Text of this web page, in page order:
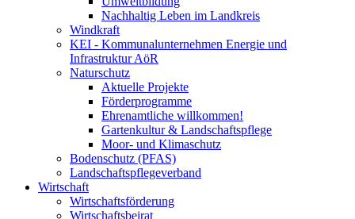
Nachhaltig Leben im Landkreis
Windkraft
KEI - Kommunalunternehmen Energie und
Infrastruktur AöR
Naturschutz
Aktuelle Projekte
Förderprogramme
Ehrenamtliche willkommen!
Gartenkultur & Landschaftspflege
Moor- und Klimaschutz
Bodenschutz (PFAS)
Landschaftspflegeverband
Wirtschaft
Wirtschaftsförderung
Wirtschaftsbeirat